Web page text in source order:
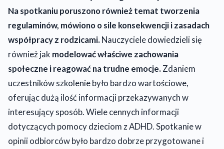
Na spotkaniu poruszono również temat tworzenia
regulaminów, mówiono o sile konsekwencji i zasadach
współpracy z rodzicami. Nauczyciele dowiedzieli się
również jak modelować właściwe zachowania
społeczne i reagować na trudne emocje. Zdaniem
uczestników szkolenie było bardzo wartościowe,
oferując dużą ilość informacji przekazywanych w
interesujący sposób. Wiele cennych informacji
dotyczących pomocy dzieciom z ADHD. Spotkanie w
opinii odbiorców było bardzo dobrze przygotowane i